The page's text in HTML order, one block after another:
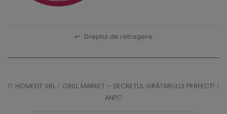
↩ Dreptul de retragere
© HOMEFIT SRL / GRILL MARKET – SECRETUL GRĂTARULUI PERFECT! /
ANPC